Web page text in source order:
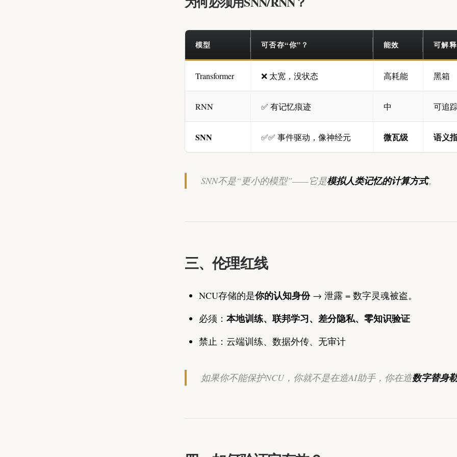
模型 可否存“你”？ 能效 可解释
Transformer ❌ 太宽，没状态 高耗能 黑箱
RNN ✅ 有记忆痕迹 中 可追
SNN ✅✅ 事件驱动，像神经元 微瓦级 语义
SNN不是“更小的模型”——它是模拟人类记忆的计算方式。
三、伦理红线
NCU存储的是你的认知身份→ 泄露 = 数字灵魂被盗。
必须： 本地训练、联邦学习、差分隐私、零知识验证
禁止：云端训练、数据外传、无审计
如果你不能保护NCU，你就不是在造AI助手，你在造数字替身